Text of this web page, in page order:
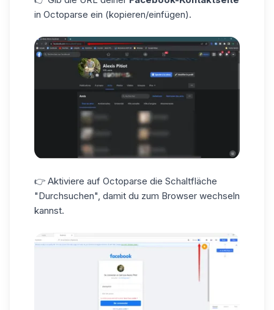
in Octoparse ein (kopieren/einfügen).
👉 Aktiviere auf Octoparse die Schaltfläche
"Durchsuchen", damit du zum Browser wechseln
kannst.